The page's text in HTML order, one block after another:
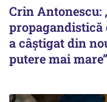
Crin Antonescu:
propagandistică
a câștigat din
putere mai